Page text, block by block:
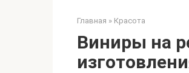
Главная » Красота
Виниры на